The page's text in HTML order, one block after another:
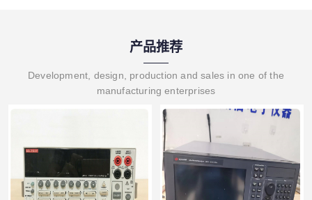
产品推荐
Development, design, production and sales in one of the
manufacturing enterprises